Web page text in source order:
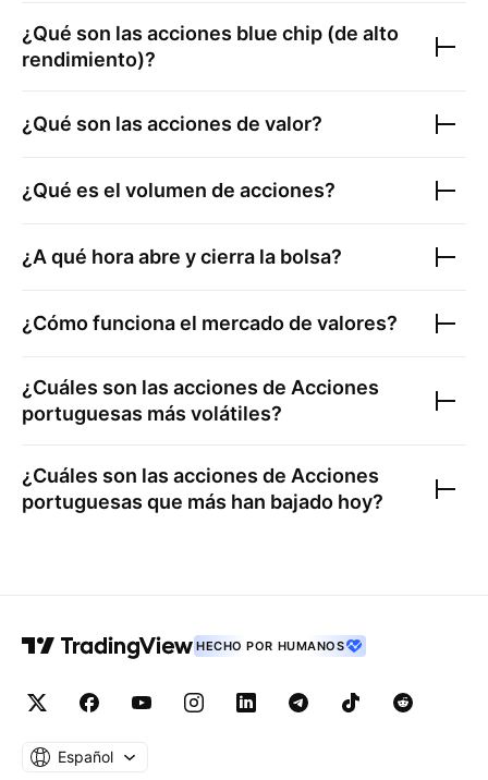
¿Qué son las acciones blue chip (de alto
rendimiento)?
¿Qué son las acciones de valor?
¿Qué es el volumen de acciones?
¿A qué hora abre y cierra la bolsa?
¿Cómo funciona el mercado de valores?
¿Cuáles son las acciones de Acciones
portuguesas más volátiles?
¿Cuáles son las acciones de Acciones
portuguesas que más han bajado hoy?
HECHO POR HUMANOS
Español